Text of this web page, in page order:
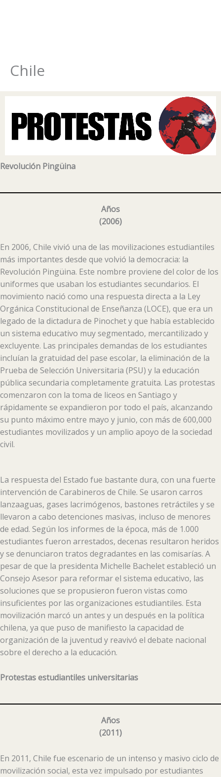
Chile
Revolución Pingüina
Años
(2006)
En 2006, Chile vivió una de las movilizaciones estudiantiles
más importantes desde que volvió la democracia: la
Revolución Pingüina. Este nombre proviene del color de los
uniformes que usaban los estudiantes secundarios. El
movimiento nació como una respuesta directa a la Ley
Orgánica Constitucional de Enseñanza (LOCE), que era un
legado de la dictadura de Pinochet y que había establecido
un sistema educativo muy segmentado, mercantilizado y
excluyente. Las principales demandas de los estudiantes
incluían la gratuidad del pase escolar, la eliminación de la
Prueba de Selección Universitaria (PSU) y la educación
pública secundaria completamente gratuita. Las protestas
comenzaron con la toma de liceos en Santiago y
rápidamente se expandieron por todo el país, alcanzando
su punto máximo entre mayo y junio, con más de 600,000
estudiantes movilizados y un amplio apoyo de la sociedad
civil.
La respuesta del Estado fue bastante dura, con una fuerte
intervención de Carabineros de Chile. Se usaron carros
lanzaaguas, gases lacrimógenos, bastones retráctiles y se
llevaron a cabo detenciones masivas, incluso de menores
de edad. Según los informes de la época, más de 1.000
estudiantes fueron arrestados, decenas resultaron heridos
y se denunciaron tratos degradantes en las comisarías. A
pesar de que la presidenta Michelle Bachelet estableció un
Consejo Asesor para reformar el sistema educativo, las
soluciones que se propusieron fueron vistas como
insuficientes por las organizaciones estudiantiles. Esta
movilización marcó un antes y un después en la política
chilena, ya que puso de manifiesto la capacidad de
organización de la juventud y reavivó el debate nacional
sobre el derecho a la educación.
Protestas estudiantiles universitarias
Años
(2011)
En 2011, Chile fue escenario de un intenso y masivo ciclo de
movilización social, esta vez impulsado por estudiantes